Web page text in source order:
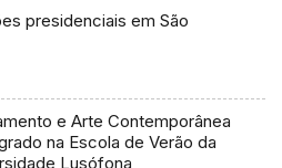
presidenciais em São
e Arte Contemporânea
na Escola de Verão da
Lusófona